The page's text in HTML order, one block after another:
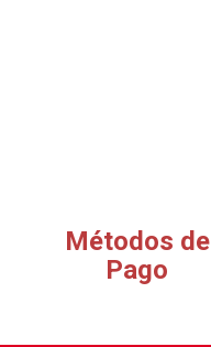
Métodos de
Pago